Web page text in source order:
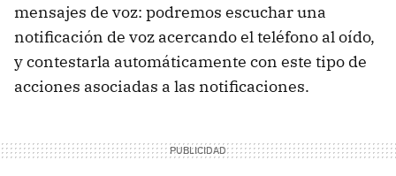
mensajes de voz: podremos escuchar una
notificación de voz acercando el teléfono al oído,
y contestarla automáticamente con este tipo de
acciones asociadas a las notificaciones.